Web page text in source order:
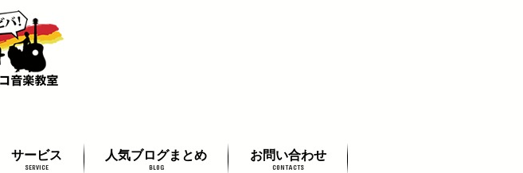
サービス
SERVICE
人気ブログまとめ
BLOG
お問い合わせ
CONTACTS